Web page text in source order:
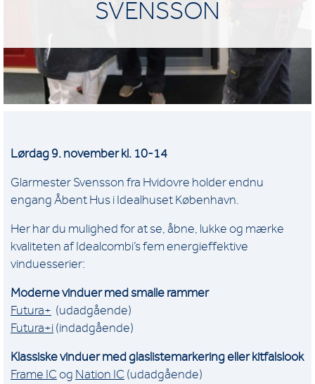
SVENSSON
Lørdag 9. november kl. 10-14
Glarmester Svensson fra Hvidovre holder endnu
engang Åbent Hus i Idealhuset København.
Her har du mulighed for at se, åbne, lukke og mærke
kvaliteten af Idealcombi’s fem energieffektive
vinduesserier:
Moderne vinduer med smalle rammer
Futura+ (udadgående)
Futura+i (indadgående)
Klassiske vinduer med glaslistemarkering eller kitfalslook
Frame IC og Nation IC (udadgående)